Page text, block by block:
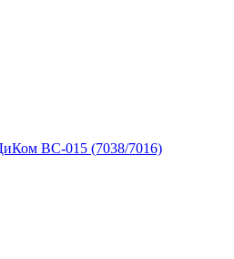
ВС-015 (7038/7016)